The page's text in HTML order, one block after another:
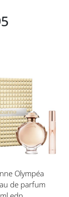
Olympéa
de parfum